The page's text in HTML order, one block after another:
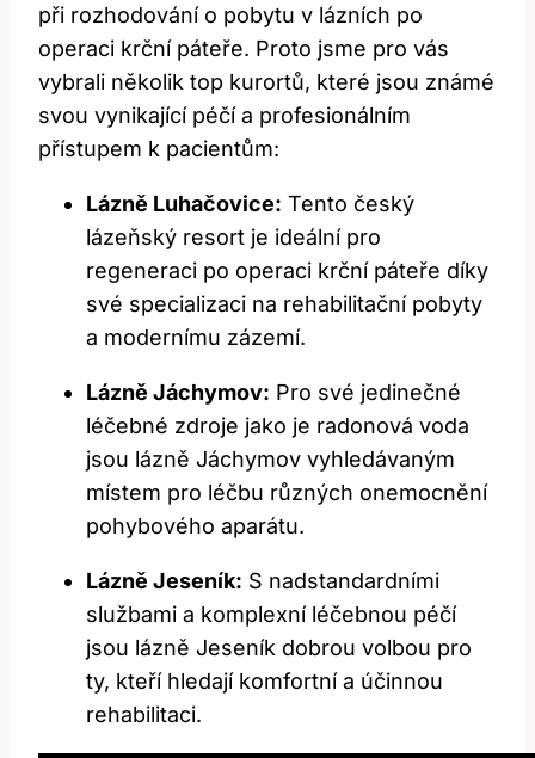
při rozhodování o pobytu v lázních po
operaci krční páteře. Proto jsme pro vás
vybrali několik top kurortů, které jsou známé
svou vynikající péčí a profesionálním
přístupem k pacientům:
Lázně Luhačovice: Tento český
lázeňský resort je ideální pro
regeneraci po operaci krční páteře díky
své specializaci na rehabilitační pobyty
a modernímu zázemí.
Lázně Jáchymov: Pro své jedinečné
léčebné zdroje jako je radonová voda
jsou lázně Jáchymov vyhledávaným
místem pro léčbu různých onemocnění
pohybového aparátu.
Lázně Jeseník: S nadstandardními
službami a komplexní léčebnou péčí
jsou lázně Jeseník dobrou volbou pro
ty, kteří hledají komfortní a účinnou
rehabilitaci.